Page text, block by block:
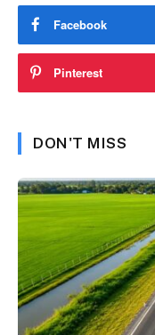
Facebook
Pinterest
DON'T MISS